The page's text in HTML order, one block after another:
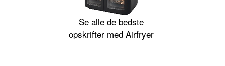
Se alle de bedste
opskrifter med Airfryer